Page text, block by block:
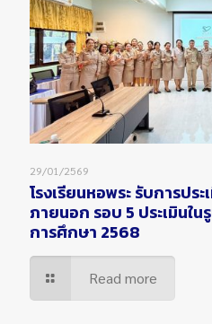
29/01/2569
โรงเรียนหอพระ รับการป
ภายนอก รอบ 5 ประเมินใ
การศึกษา 2568
Read more